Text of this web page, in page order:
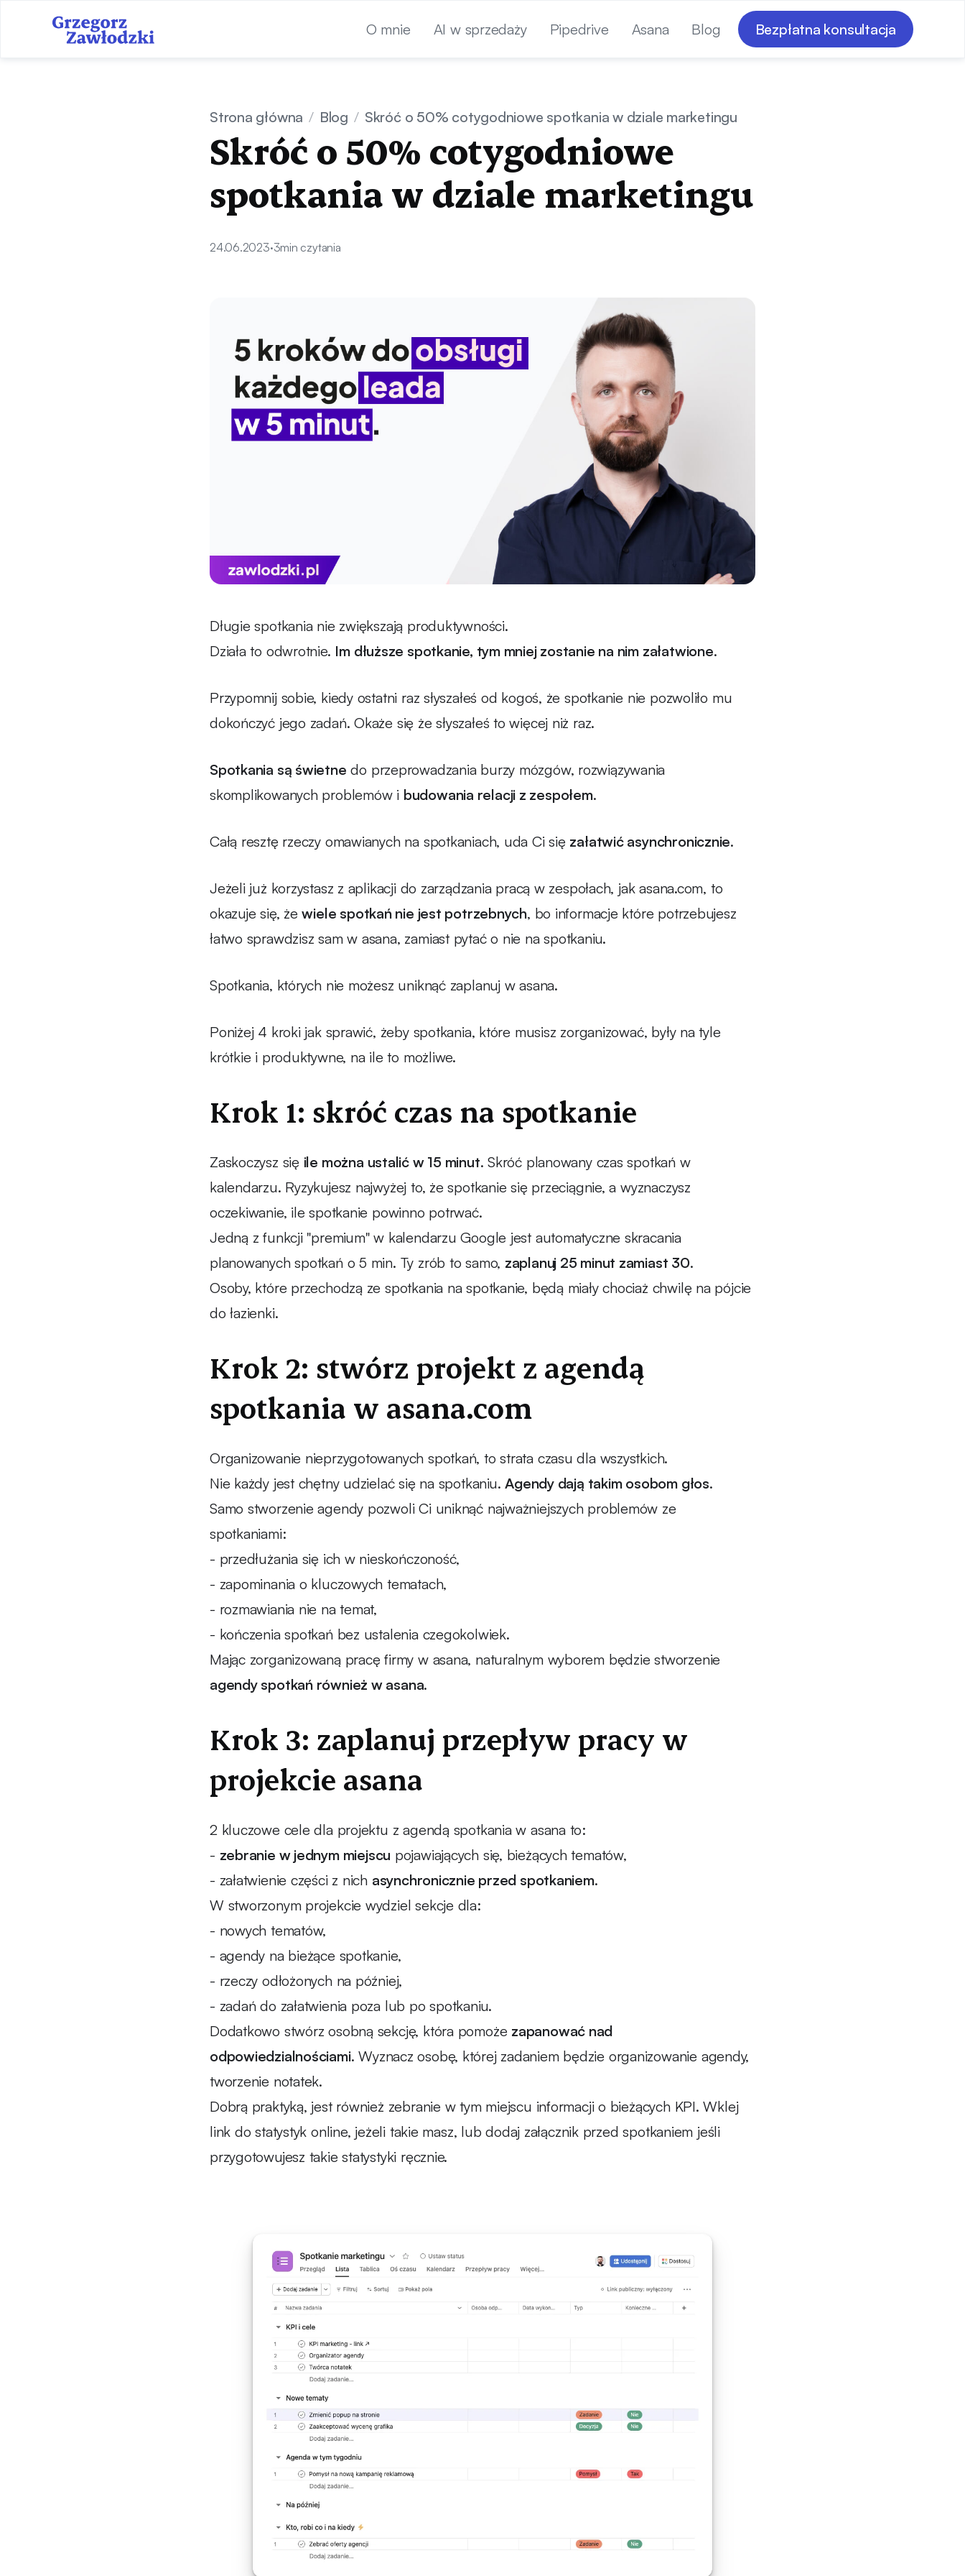
O mnie AI w sprzedaży Pipedrive Asana Blog Bezpłatna konsultacja
Strona główna / Blog / Skróć o 50% cotygodniowe spotkania w dziale marketingu
Skróć o 50% cotygodniowe
spotkania w dziale marketingu
24.06.2023·3min czytania
Długie spotkania nie zwiększają produktywności.
Działa to odwrotnie. Im dłuższe spotkanie, tym mniej zostanie na nim załatwione.
Przypomnij sobie, kiedy ostatni raz słyszałeś od kogoś, że spotkanie nie pozwoliło mu
dokończyć jego zadań. Okaże się że słyszałeś to więcej niż raz.
Spotkania są świetne do przeprowadzania burzy mózgów, rozwiązywania
skomplikowanych problemów i budowania relacji z zespołem.
Całą resztę rzeczy omawianych na spotkaniach, uda Ci się załatwić asynchronicznie.
Jeżeli już korzystasz z aplikacji do zarządzania pracą w zespołach, jak asana.com, to
okazuje się, żewiele spotkań nie jest potrzebnych, bo informacje które potrzebujesz
łatwo sprawdzisz sam w asana, zamiast pytać o nie na spotkaniu.
Spotkania, których nie możesz uniknąć zaplanuj w asana.
Poniżej 4 kroki jak sprawić, żeby spotkania, które musisz zorganizować, były na tyle
krótkie i produktywne, na ile to możliwe.
Krok 1: skróć czas na spotkanie
Zaskoczysz się ile można ustalić w 15 minut. Skróć planowany czas spotkań w
kalendarzu. Ryzykujesz najwyżej to, że spotkanie się przeciągnie, a wyznaczysz
oczekiwanie, ile spotkanie powinno potrwać.
Jedną z funkcji "premium" w kalendarzu Google jest automatyczne skracania
planowanych spotkań o 5 min. Ty zrób to samo, zaplanuj 25 minut zamiast 30.
Osoby, które przechodzą ze spotkania na spotkanie, będą miały chociaż chwilę na pójcie
do łazienki.
Krok 2: stwórz projekt z agendą
spotkania w asana.com
Organizowanie nieprzygotowanych spotkań, to strata czasu dla wszystkich.
Nie każdy jest chętny udzielać się na spotkaniu.Agendy dają takim osobom głos.
Samo stworzenie agendy pozwoli Ci uniknąć najważniejszych problemów ze
spotkaniami:
- przedłużania się ich w nieskończoność,
- zapominania o kluczowych tematach,
- rozmawiania nie na temat,
- kończenia spotkań bez ustalenia czegokolwiek.
Mając zorganizowaną pracę firmy w asana, naturalnym wyborem będzie stworzenie
agendy spotkań również w asana.
Krok 3: zaplanuj przepływ pracy w
projekcie asana
2 kluczowe cele dla projektu z agendą spotkania w asana to:
- zebranie w jednym miejscu pojawiających się, bieżących tematów,
- załatwienie części z nich asynchronicznie przed spotkaniem.
W stworzonym projekcie wydziel sekcje dla:
- nowych tematów,
- agendy na bieżące spotkanie,
- rzeczy odłożonych na później,
- zadań do załatwienia poza lub po spotkaniu.
Dodatkowo stwórz osobną sekcję, która pomoże zapanować nad
odpowiedzialnościami. Wyznacz osobę, której zadaniem będzie organizowanie agendy,
tworzenie notatek.
Dobrą praktyką, jest również zebranie w tym miejscu informacji o bieżących KPI. Wklej
link do statystyk online, jeżeli takie masz, lub dodaj załącznik przed spotkaniem jeśli
przygotowujesz takie statystyki ręcznie.